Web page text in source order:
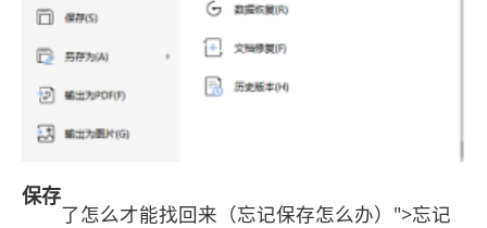
保存
了怎么才能找回来（忘记保存怎么办）">忘记